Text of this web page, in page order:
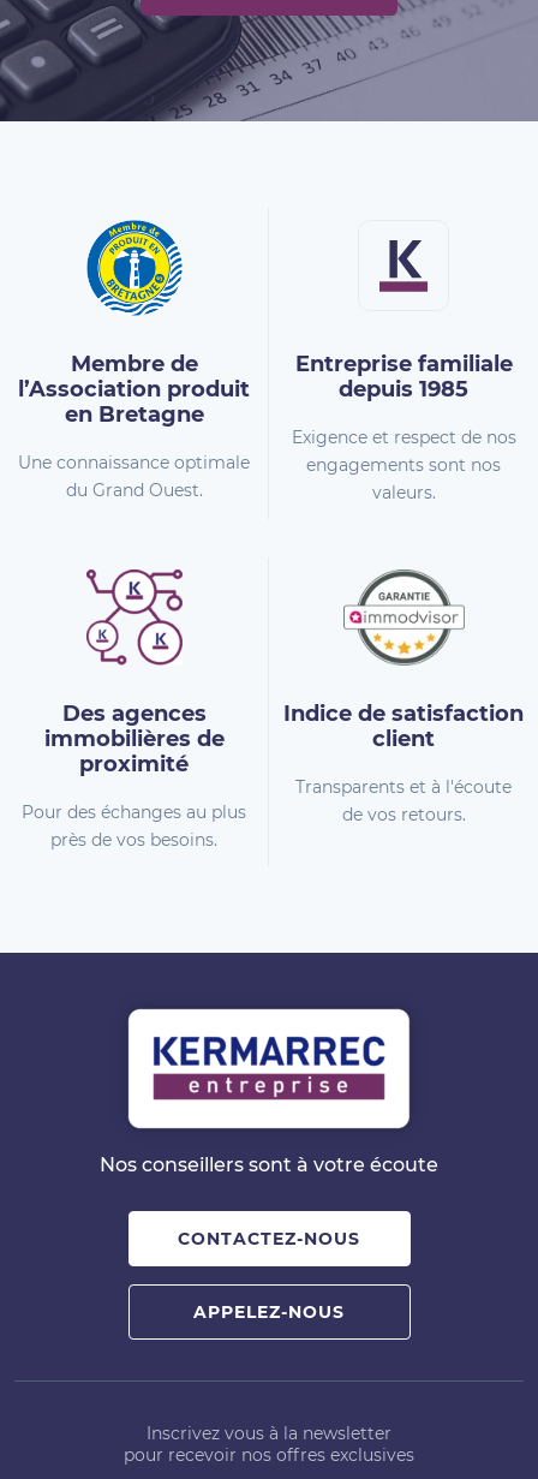
Membre de
l’Association produit
en Bretagne
Une connaissance optimale
du Grand Ouest.
Entreprise familiale
depuis 1985
Exigence et respect de nos
engagements sont nos
valeurs.
Des agences
immobilières de
proximité
Pour des échanges au plus
près de vos besoins.
Indice de satisfaction
client
Transparents et à l'écoute
de vos retours.
Nos conseillers sont à votre écoute
CONTACTEZ-NOUS
APPELEZ-NOUS
Inscrivez vous à la newsletter
pour recevoir nos offres exclusives